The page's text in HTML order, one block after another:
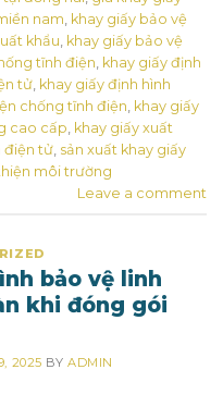
nam, khay giấy bảo vệ
khẩu, khay giấy bảo vệ
tĩnh điện, khay giấy định
tử, khay giấy định hình
chống tĩnh điện, khay giấy
cao cấp, khay giấy xuất
điện tử, sản xuất khay giấy
môi trường
Leave a comment
bảo vệ linh
khi đóng gói
2025 BY ADMIN